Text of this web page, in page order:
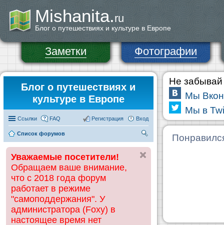
Mishanita.ru
Блог о путешествиях и культуре в Европе
Заметки Фотографии
Блог о путешествиях и
культуре в Европе
Ссылки FAQ Вход
Регистрация
Список форумов
ск
Уважаемые посетители!
Обращаем ваше внимание,
что с 2018 года форум
работает в режиме
"самоподдержания". У
администратора (Foxy) в
настоящее время нет
Не забывай
Мы
Мы в